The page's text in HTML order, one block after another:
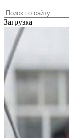
Загрузка